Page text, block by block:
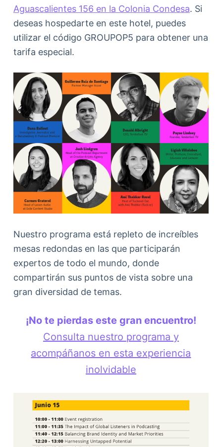
Aguascalientes 156 en la Colonia Condesa. Si
deseas hospedarte en este hotel, puedes
utilizar el código GROUPOP5 para obtener una
tarifa especial.
Nuestro programa está repleto de increíbles
mesas redondas en las que participarán
expertos de todo el mundo, donde
compartirán sus puntos de vista sobre una
gran diversidad de temas.
¡No te pierdas este gran encuentro!
Consulta nuestro programa y
acompáñanos en esta experiencia
inolvidable